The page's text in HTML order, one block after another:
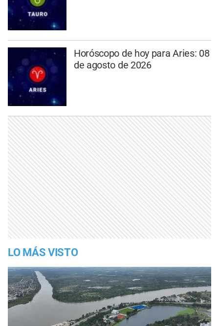
Horóscopo de hoy para Aries: 08
de agosto de 2026
LO MÁS VISTO